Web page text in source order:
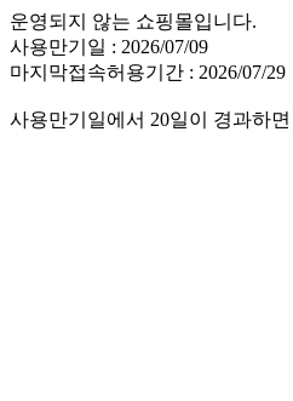
운영되지 않는 쇼핑몰입니다.
사용만기일 : 2026/07/09
마지막접속허용기간 : 2026/07/29
사용만기일에서 20일이 경과하